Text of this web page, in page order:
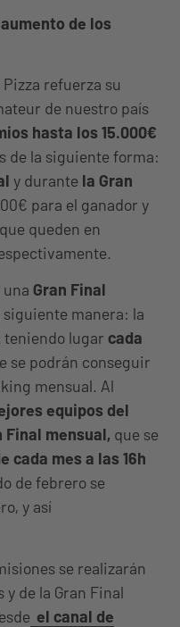
de los
Pizza refuerza su
de nuestro país
hasta los 15.000€
de la siguiente forma:
y durante la Gran
para el ganador y
queden en
Gran Final
siguiente manera: la
lugar cada
se podrán conseguir
mensual. Al
equipos del
Final mensual, que se
cada mes a las 16h
de febrero se
y así
se realizarán
de la Gran Final
el canal de